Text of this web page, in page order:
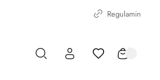
Regulamin